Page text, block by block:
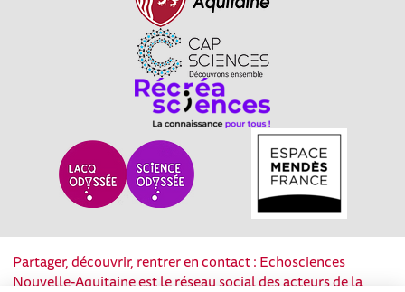
Partager, découvrir, rentrer en contact : Echosciences
Nouvelle-Aquitaine est le réseau social des acteurs de la